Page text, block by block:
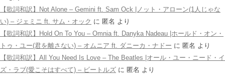
【歌詞和訳】Not Alone – Gemini ft. Sam Ock |ノット・アローン(1人じゃな
い) – ジェミニ ft. サム・オック に 匿名 より
【歌詞和訳】Hold On To You – Omnia ft. Danyka Nadeau |ホールド・オン・
トゥ・ユー(君を離さない) – オムニア ft. ダニーカ・ナドー に 匿名 より
【歌詞和訳】All You Need Is Love – The Beatles |オール・ユー・ニード・イ
ズ・ラブ(愛こそはすべて) – ビートルズ に 匿名 より